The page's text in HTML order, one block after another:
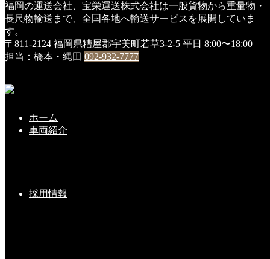
福岡の運送会社、宝栄運送株式会社は一般貨物から重量物・
長尺物輸送まで、全国各地へ輸送サービスを展開していま
す。
〒811-2124 福岡県糟屋郡宇美町若草3-2-5 平日 8:00〜18:00
担当：橋本・縄田 092-932-7777
ホーム
車両紹介
採用情報
HOME
DSC01722
DSC01722
こちらの記事もどうぞ
2022-01-13(Thu)